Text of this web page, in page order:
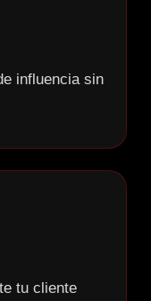
influencia sin
tu cliente